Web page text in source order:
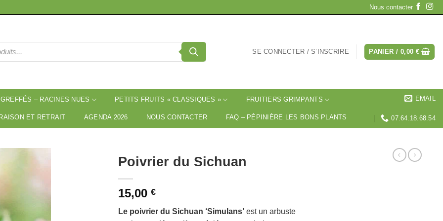
Nous contacter
SE CONNECTER / S’INSCRIRE PANIER / 0,00 €
– RACINES NUES PETITS FRUITS « CLASSIQUES » FRUITIERS GRIMPANTS
ET RETRAIT AGENDA 2026 NOUS CONTACTER FAQ – PÉPINIÈRE LES BONS PLANTS
EMAIL
07.64.18.68.54
Poivrier du Sichuan
15,00 €
Le poivrier du Sichuan ‘Simulans’ est un arbuste